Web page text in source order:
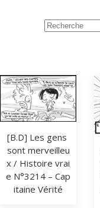
[B.D] Les gens
sont merveilleu
x / Histoire vrai
e N°3214 – Cap
itaine Vérité